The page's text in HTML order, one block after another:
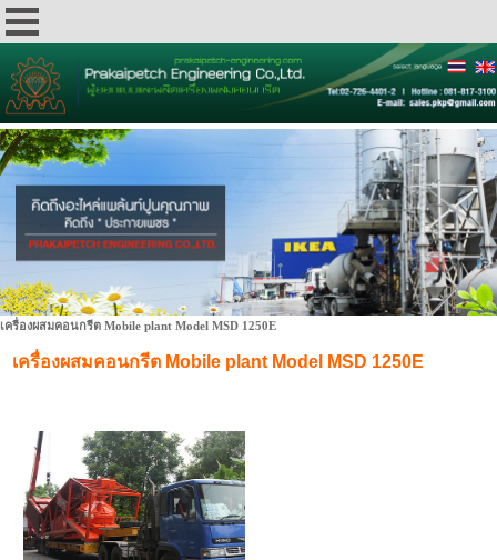
เครื่องผสมคอนกรีต Mobile plant Model MSD 1250E
เครื่องผสมคอนกรีต Mobile plant Model MSD 1250E